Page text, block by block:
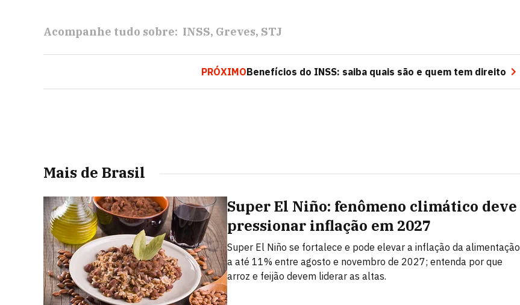
Acompanhe tudo sobre: INSS Greves STJ
PRÓXIMOBenefícios do INSS: saiba quais são e quem tem direito
Mais de Brasil
Super El Niño: fenômeno climático deve
pressionar inflação em 2027
Super El Niño se fortalece e pode elevar a inflação da alimentação
a até 11% entre agosto e novembro de 2027; entenda por que
arroz e feijão devem liderar as altas.